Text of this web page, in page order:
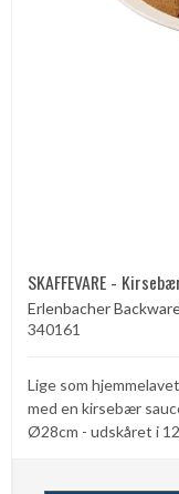
SKAFFEVARE -
Erlenbacher
340161
Lige som
med en kirsebær
Ø28cm - udskåret i